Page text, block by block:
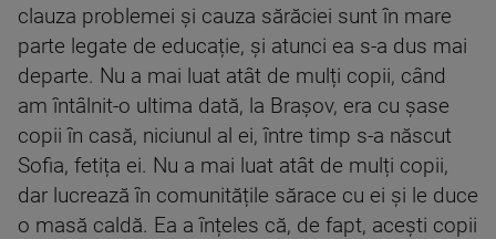
clauza problemei și cauza sărăciei sunt în mare
parte legate de educație, și atunci ea s-a dus mai
departe. Nu a mai luat atât de mulți copii, când
am întâlnit-o ultima dată, la Brașov, era cu șase
copii în casă, niciunul al ei, între timp s-a născut
Sofia, fetița ei. Nu a mai luat atât de mulți copii,
dar lucrează în comunitățile sărace cu ei și le duce
o masă caldă. Ea a înțeles că, de fapt, acești copii